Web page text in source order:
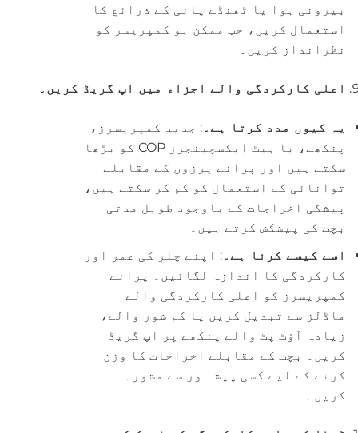
بیرونی ہوا یا ٹھنڈے پانی کے ذرائع کا
استعمال کریں، جب ممکن ہو کمپریسر کو
نظرانداز کریں۔
اعلی کارکردگی والے اجزاء میں اپ گریڈ کریں۔
یہ کیوں مدد کرتا ہے۔: جدید کمپریسرز،
پنکھے، یا ہیٹ ایکسچینجرز COP کو بڑھا
سکتے ہیں اور پرانے پرزوں کے مقابلے
توانائی کے استعمال کو کم کر سکتے ہیں،
پیشگی اخراجات کے باوجود طویل مدتی
بچت کی پیشکش کرتے ہیں۔
اسے کیسے کرنا ہے۔ : اپنے چلر کی عمر اور
کارکردگی کا اندازہ لگائیں۔ پرانے
کمپریسرز کو اعلی کارکردگی والے
ماڈلز سے تبدیل کریں یا کم شور والے،
زیادہ آؤٹ پٹ والے پنکھے پر اپ گریڈ
کریں۔ بچت کے مقابلے اخراجات کا وزن
کرنے کے لیے کسی پیشہ ور سے مشورہ
کریں۔